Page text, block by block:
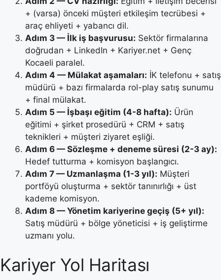
+ (varsa) önceki müşteri etkileşim tecrübesi +
araç ehliyeti + yabancı dil.
Adım 3 — İlk iş başvurusu: Sektör firmalarına
doğrudan + LinkedIn + Kariyer.net + Genç
Kocaeli paralel.
Adım 4 — Mülakat aşamaları: İK telefonu + satış
müdürü + bazı firmalarda rol-play satış sunumu
+ final mülakat.
Adım 5 — İşbaşı eğitim (4-8 hafta): Ürün
eğitimi + şirket prosedürü + CRM + satış
teknikleri + müşteri ziyaret eşliği.
Adım 6 — Sözleşme + deneme süresi (2-3 ay):
Hedef tutturma + komisyon başlangıcı.
Adım 7 — Uzmanlaşma (1-3 yıl): Müşteri
portföyü oluşturma + sektör tanınırlığı + üst
kademe komisyon.
Adım 8 — Yönetim kariyerine geçiş (5+ yıl):
Satış müdürü + bölge yöneticisi + iş geliştirme
uzmanı yolu.
Kariyer Yol Haritası